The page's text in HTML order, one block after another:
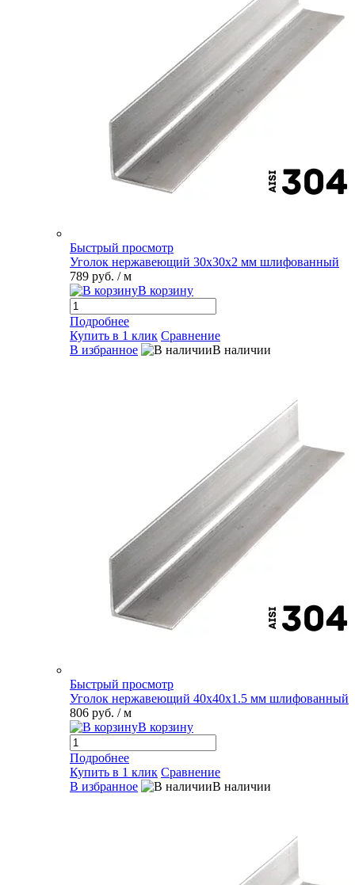
Быстрый просмотр
Уголок нержавеющий 30х30х2 мм шлифованный
789 руб. / м
В корзину
Подробнее
Купить в 1 клик Сравнение
В избранное
В наличии
Быстрый просмотр
Уголок нержавеющий 40х40х1.5 мм шлифованный
806 руб. / м
В корзину
Подробнее
Купить в 1 клик Сравнение
В избранное
В наличии